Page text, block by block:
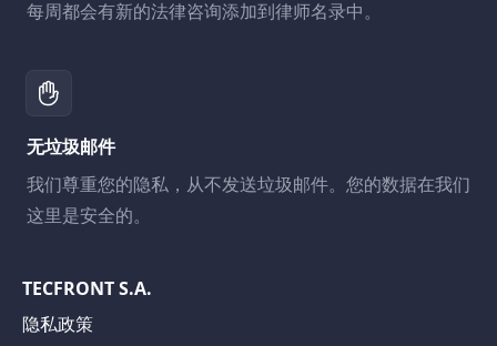
每周都会有新的法律咨询添加到律师名录中。
无垃圾邮件
我们尊重您的隐私，从不发送垃圾邮件。您的数据在我们
这里是安全的。
TECFRONT S.A.
隐私政策